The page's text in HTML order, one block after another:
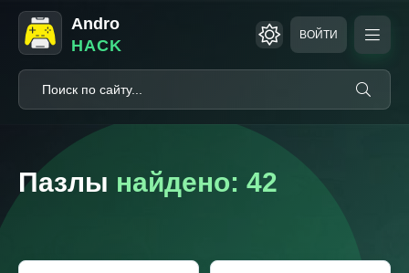
Andro
HACK
ВОЙТИ
Пазлы найдено: 42